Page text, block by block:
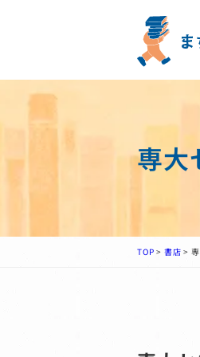
専大
TOP > 書店 >